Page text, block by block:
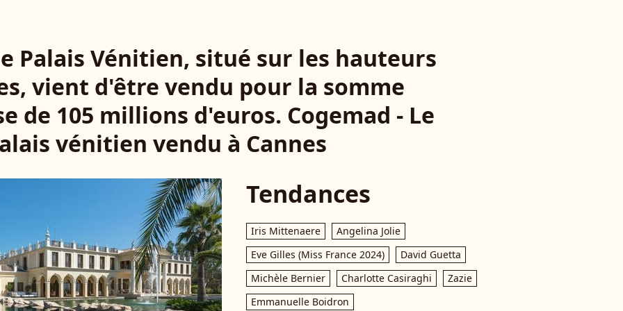
Palais Vénitien, situé sur les hauteurs
vient d'être vendu pour la somme
de 105 millions d'euros. Cogemad - Le
vénitien vendu à Cannes
Tendances
Iris Mittenaere
Angelina Jolie
Eve Gilles (Miss France 2024)
David Guetta
Michèle Bernier
Charlotte Casiraghi
Zazie
Emmanuelle Boidron